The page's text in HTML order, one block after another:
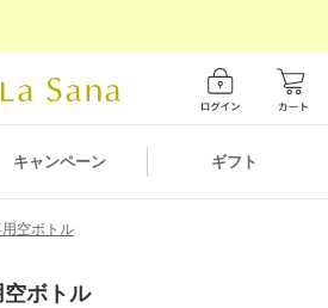
キャンペーン ギフト
用空ボトル
空ボトル